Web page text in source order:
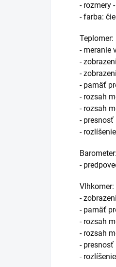
- rozmery
- farba:
Teplomer:
- meranie
-
-
- pamäť
- rozsah
- rozsah
-
-
Barometer:
-
Vlhkomer:
-
- pamäť
- rozsah
- rozsah
-
-